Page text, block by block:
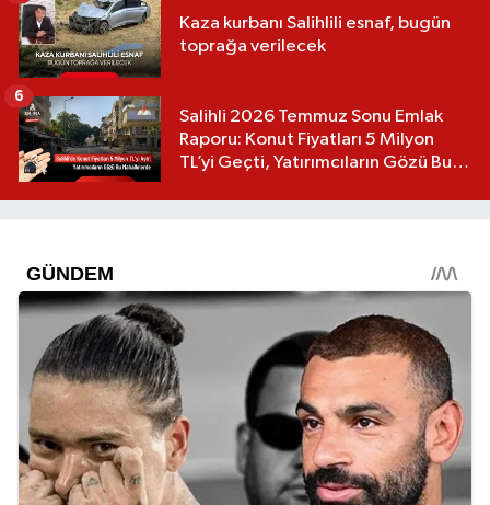
Kaza kurbanı Salihlili esnaf, bugün
toprağa verilecek
Salihli 2026 Temmuz Sonu Emlak
Raporu: Konut Fiyatları 5 Milyon
TL’yi Geçti, Yatırımcıların Gözü Bu
6